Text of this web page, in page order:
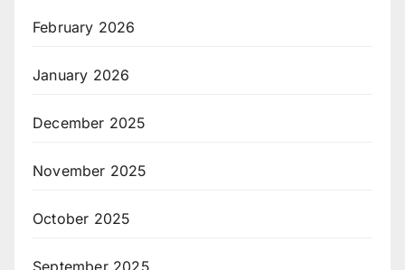
February 2026
January 2026
December 2025
November 2025
October 2025
September 2025